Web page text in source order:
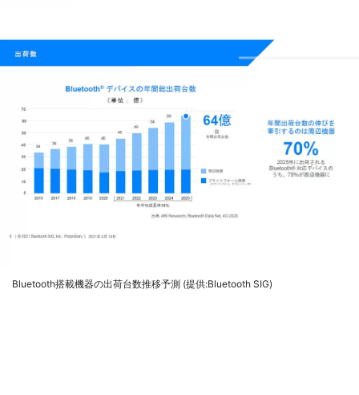
Bluetooth搭載機器の出荷台数推移予測 (提供:Bluetooth SIG)